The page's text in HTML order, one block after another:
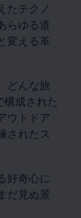
たテクノ
らゆる道
変える革
どんな旅
構成された
ウトドア
されたス
好奇心に
だ見ぬ景